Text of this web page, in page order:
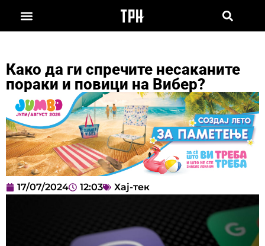
Како да ги спречите несаканите
пораки и повици на Вибер?
17/07/2024 12:03 Хај-тек